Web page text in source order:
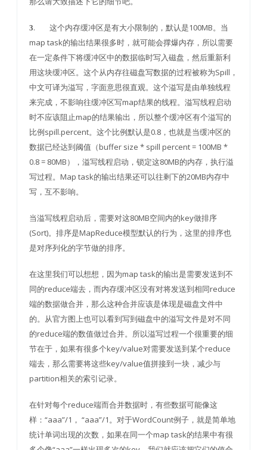
3. 这个内存缓冲区是有大小限制的，默认是100MB。当
map task的输出结果很多时，就可能会撑爆内存，所以需要
在一定条件下将缓冲区中的数据临时写入磁盘，然后重新利
用这块缓冲区。这个从内存往磁盘写数据的过程被称为Spill，
中文可译为溢写，字面意思很直观。这个溢写是由单独线程
来完成，不影响往缓冲区写map结果的线程。溢写线程启动
时不应该阻止map的结果输出，所以整个缓冲区有个溢写的
比例spill.percent。这个比例默认是0.8，也就是当缓冲区的
数据已经达到阈值（buffer size * spill percent = 100MB *
0.8 = 80MB），溢写线程启动，锁定这80MB的内存，执行溢
写过程。Map task的输出结果还可以往剩下的20MB内存中
写，互不影响。
当溢写线程启动后，需要对这80MB空间内的key做排序
(Sort)。排序是MapReduce模型默认的行为，这里的排序也
是对序列化的字节做的排序。
在这里我们可以想想，因为map task的输出是需要发送到不
同的reduce端去，而内存缓冲区没有对将发送到相同reduce
端的数据做合并，那么这种合并应该是体现是磁盘文件中
的。从官方图上也可以看到写到磁盘中的溢写文件是对不同
的reduce端的数值做过合并。所以溢写过程一个很重要的细
节在于，如果有很多个key/value对需要发送到某个reduce
端去，那么需要将这些key/value值拼接到一块，减少与
partition相关的索引记录。
在针对每个reduce端而合并数据时，有些数据可能像这
样：“aaa”/1， “aaa”/1。对于WordCount例子，就是简单地
统计单词出现的次数，如果在同一个map task的结果中有很